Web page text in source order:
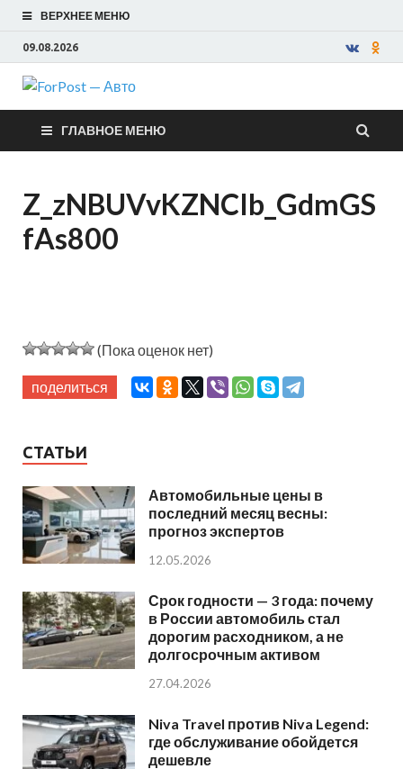
ВЕРХНЕЕ МЕНЮ
09.08.2026
ForPost —
Авто
ГЛАВНОЕ МЕНЮ
Z_zNBUVvKZNCIb_GdmGS
fAs800
(Пока оценок нет)
поделиться
СТАТЬИ
Автомобильные цены в
последний месяц весны:
прогноз экспертов
12.05.2026
Срок годности — 3 года: почему
в России автомобиль стал
дорогим расходником, а не
долгосрочным активом
27.04.2026
Niva Travel против Niva Legend:
где обслуживание обойдется
дешевле